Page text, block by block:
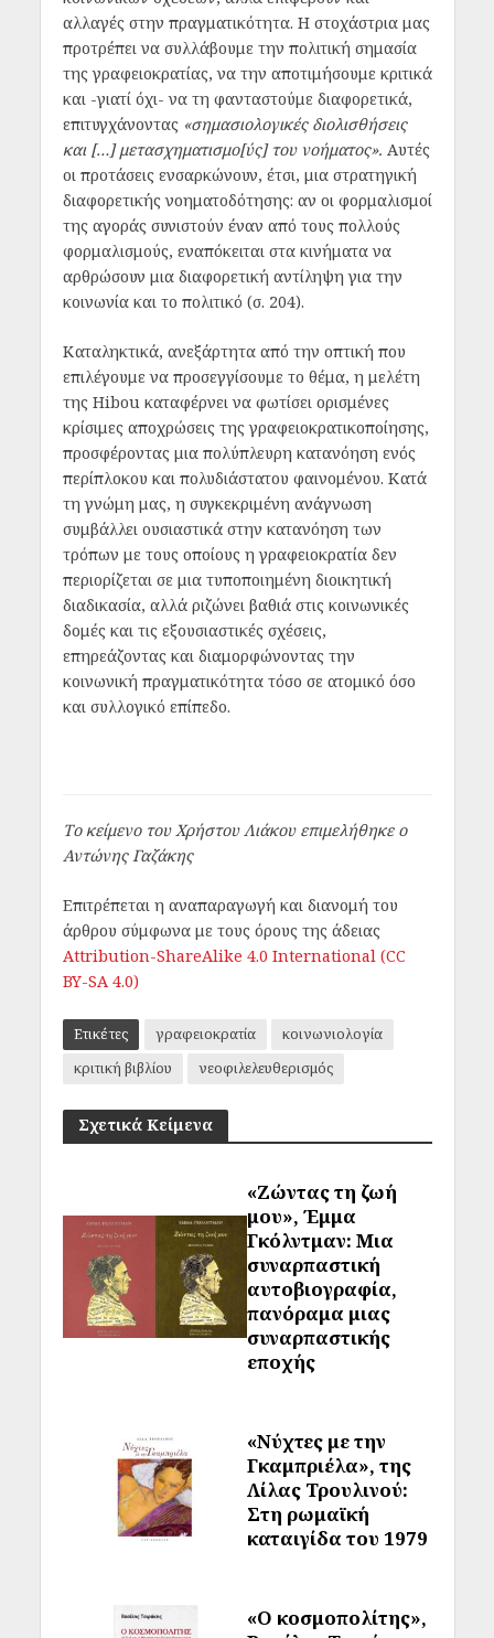
αλλαγές στην πραγματικότητα. Η στοχάστρια μας
προτρέπει να συλλάβουμε την πολιτική σημασία
της γραφειοκρατίας, να την αποτιμήσουμε κριτικά
και -γιατί όχι- να τη φανταστούμε διαφορετικά,
επιτυγχάνοντας «σημασιολογικές διολισθήσεις
και […] μετασχηματισμο[ύς] του νοήματος». Αυτές
οι προτάσεις ενσαρκώνουν, έτσι, μια στρατηγική
διαφορετικής νοηματοδότησης: αν οι φορμαλισμοί
της αγοράς συνιστούν έναν από τους πολλούς
φορμαλισμούς, εναπόκειται στα κινήματα να
αρθρώσουν μια διαφορετική αντίληψη για την
κοινωνία και το πολιτικό (σ. 204).
Καταληκτικά, ανεξάρτητα από την οπτική που
επιλέγουμε να προσεγγίσουμε το θέμα, η μελέτη
της Hibou καταφέρνει να φωτίσει ορισμένες
κρίσιμες αποχρώσεις της γραφειοκρατικοποίησης,
προσφέροντας μια πολύπλευρη κατανόηση ενός
περίπλοκου και πολυδιάστατου φαινομένου. Κατά
τη γνώμη μας, η συγκεκριμένη ανάγνωση
συμβάλλει ουσιαστικά στην κατανόηση των
τρόπων με τους οποίους η γραφειοκρατία δεν
περιορίζεται σε μια τυποποιημένη διοικητική
διαδικασία, αλλά ριζώνει βαθιά στις κοινωνικές
δομές και τις εξουσιαστικές σχέσεις,
επηρεάζοντας και διαμορφώνοντας την
κοινωνική πραγματικότητα τόσο σε ατομικό όσο
και συλλογικό επίπεδο.
Το κείμενο του Χρήστου Λιάκου επιμελήθηκε ο
Αντώνης Γαζάκης
Επιτρέπεται η αναπαραγωγή και διανομή του
άρθρου σύμφωνα με τους όρους της άδειας
Attribution-ShareAlike 4.0 International (CC
BY-SA 4.0)
Ετικέτες γραφειοκρατία
κοινωνιολογία
κριτική βιβλίου
νεοφιλελευθερισμός
Σχετικά Κείμενα
«Ζώντας τη ζωή
μου», Έμμα
Γκόλντμαν: Μια
συναρπαστική
αυτοβιογραφία,
πανόραμα μιας
συναρπαστικής
εποχής
«Νύχτες με την
Γκαμπριέλα», της
Λίλας Τρουλινού:
Στη ρωμαϊκή
καταιγίδα του 1979
«Ο κοσμοπολίτης»,